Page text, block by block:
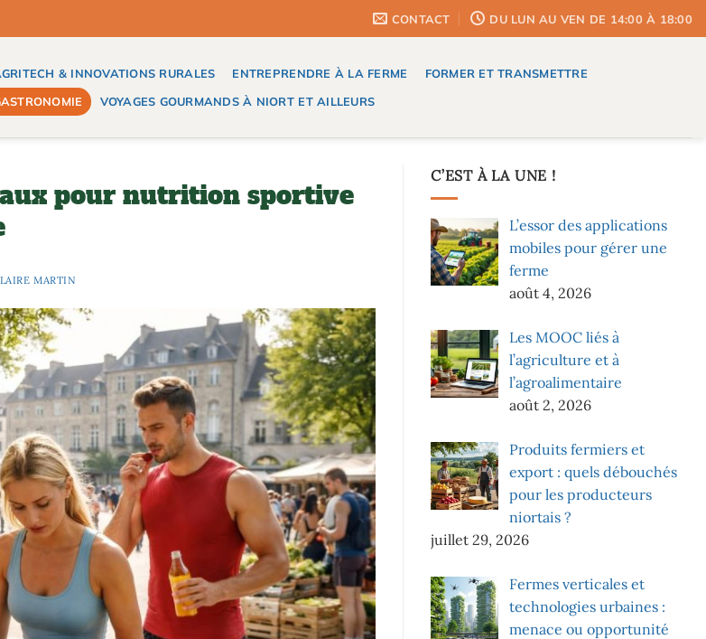
CONTACT DU LUN AU VEN DE 14:00 À 18:00
& INNOVATIONS RURALES ENTREPRENDRE À LA FERME
FORMER ET TRANSMETTRE
VOYAGES GOURMANDS À NIORT ET AILLEURS
pour nutrition sportive
MARTIN
C’EST À LA UNE !
L’essor des applications
mobiles pour gérer une
ferme
août 4, 2026
Les MOOC liés à
l’agriculture et à
l’agroalimentaire
août 2, 2026
Produits fermiers et
export : quels débouchés
pour les producteurs
niortais ?
juillet 29, 2026
Fermes verticales et
technologies urbaines :
menace ou opportunité